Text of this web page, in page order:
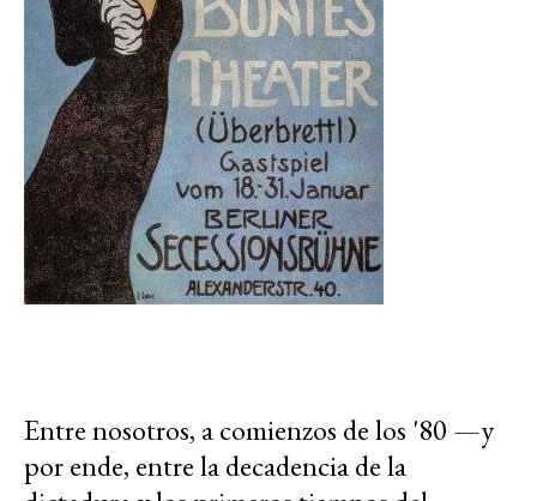
Entre nosotros, a comienzos de los '80 —y
por ende, entre la decadencia de la